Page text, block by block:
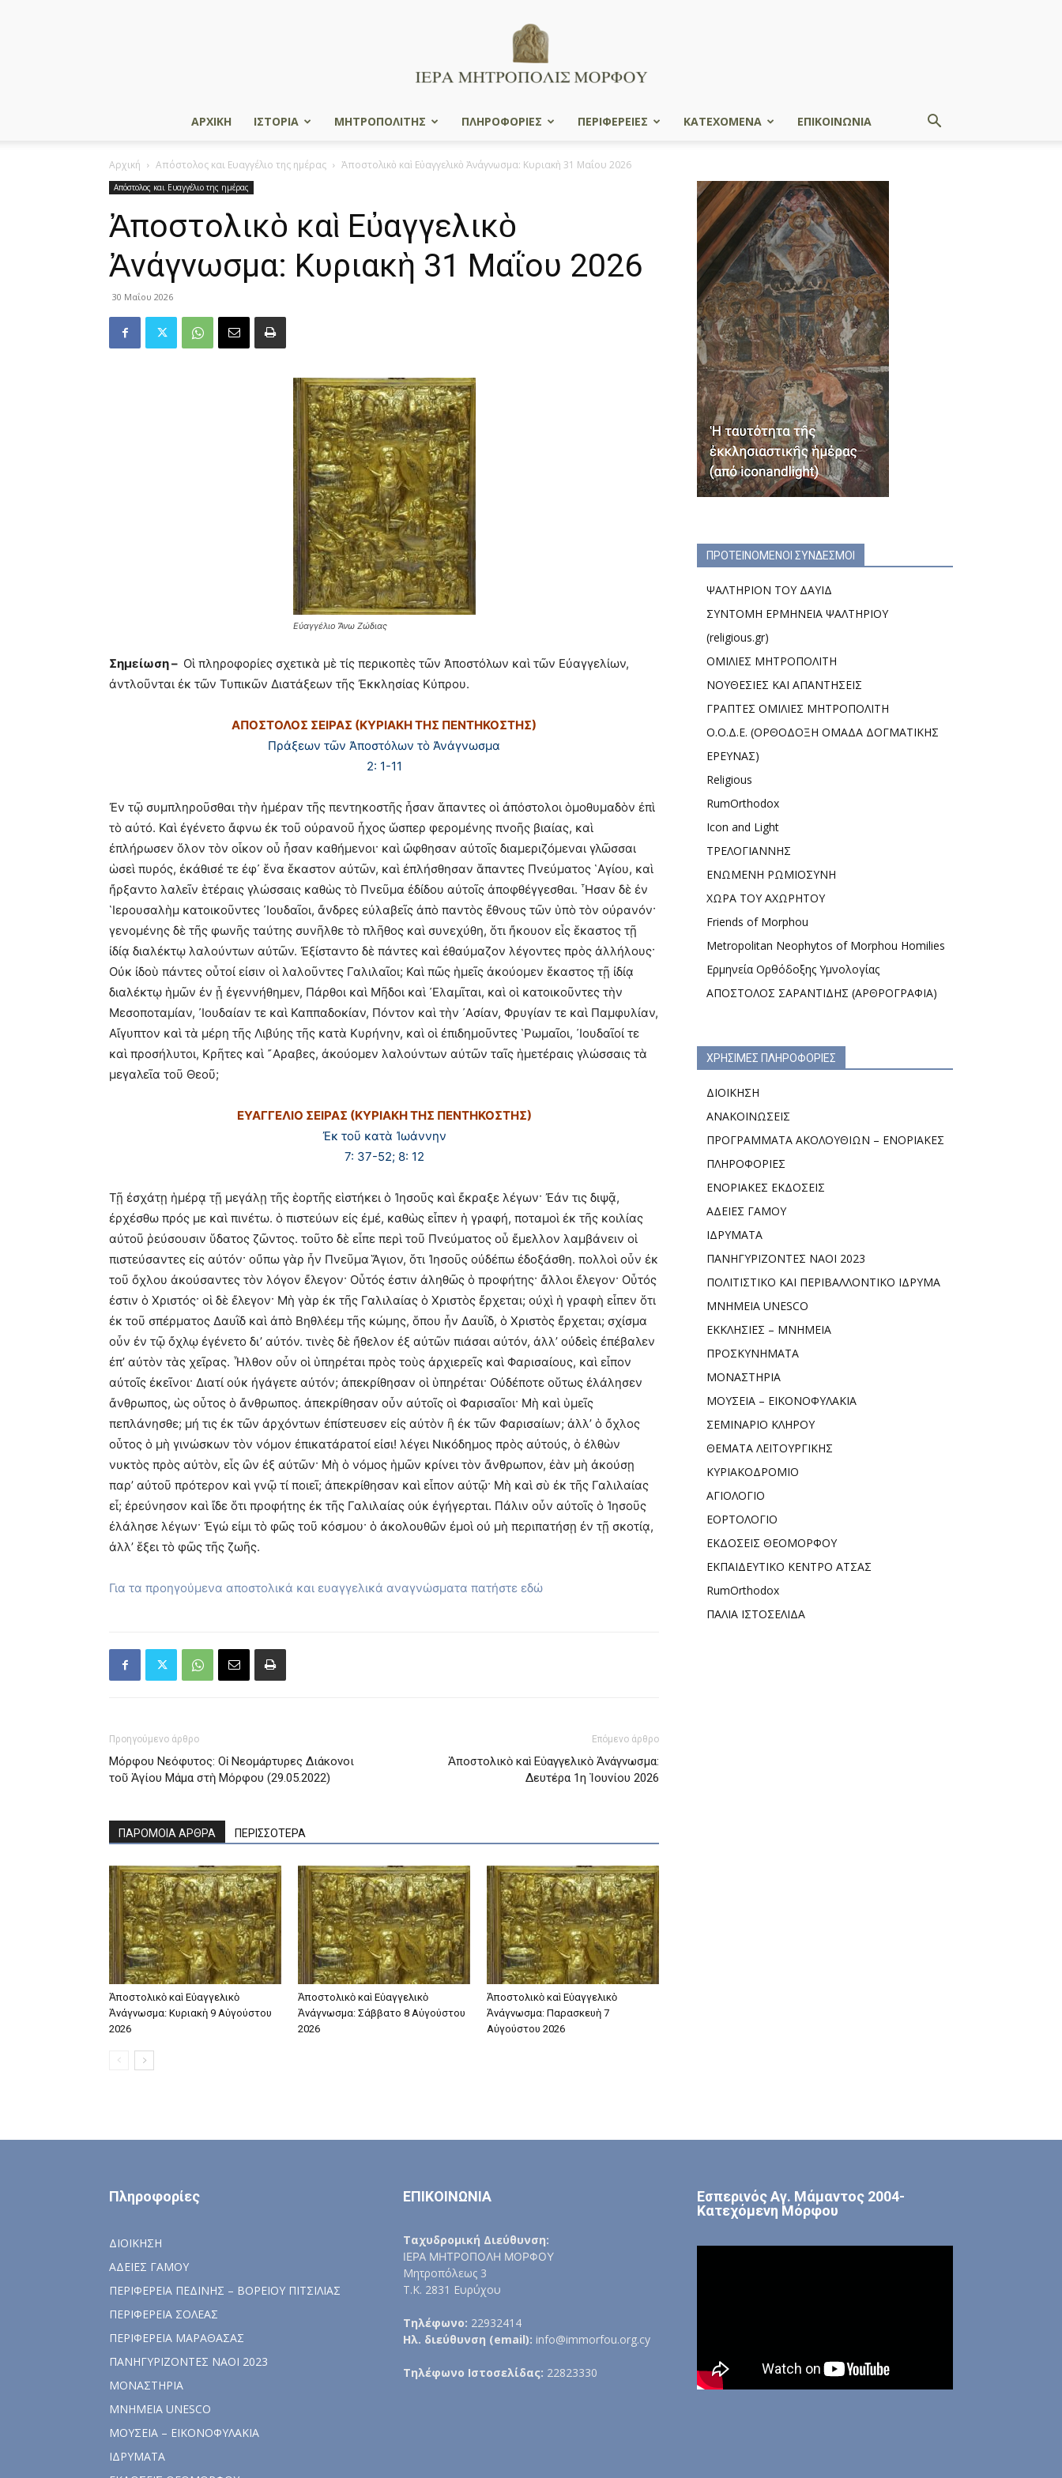
ΑΡΧΙΚΗ ΙΣΤΟΡΙΑ ΜΗΤΡΟΠΟΛΙΤΗΣ ΠΛΗΡΟΦΟΡΙΕΣ ΠΕΡΙΦΕΡΕΙΕΣ ΚΑΤΕΧΟΜΕΝΑ ΕΠΙΚΟΙΝΩΝΙΑ
Αρχική Απόστολος και Ευαγγέλιο της ημέρας Ἀποστολικὸ καὶ Εὐαγγελικὸ Ἀνάγνωσμα: Κυριακὴ 31 Μαΐου 2026
Απόστολος και Ευαγγέλιο της ημέρας
Ἀποστολικὸ καὶ Εὐαγγελικὸ
Ἀνάγνωσμα: Κυριακὴ 31 Μαΐου 2026
30 Μαΐου 2026
Εὐαγγέλιο Ἄνω Ζώδιας
Σημείωση – Οἱ πληροφορίες σχετικὰ μὲ τίς περικοπὲς τῶν Ἀποστόλων καὶ τῶν Εὐαγγελίων,
ἀντλοῦνται ἐκ τῶν Τυπικῶν Διατάξεων τῆς Ἐκκλησίας Κύπρου.
ΑΠΟΣΤΟΛΟΣ ΣΕΙΡΑΣ (ΚΥΡΙΑΚΗ ΤΗΣ ΠΕΝΤΗΚΟΣΤΗΣ)
Πράξεων τῶν Ἀποστόλων τὸ Ἀνάγνωσμα
2: 1-11
Ἐν τῷ συμπληροῦσθαι τὴν ἡμέραν τῆς πεντηκοστῆς ἦσαν ἅπαντες οἱ ἀπόστολοι ὁμοθυμαδὸν ἐπὶ
τὸ αὐτό. Καὶ ἐγένετο ἄφνω ἐκ τοῦ οὐρανοῦ ἦχος ὥσπερ φερομένης πνοῆς βιαίας, καὶ
ἐπλήρωσεν ὅλον τὸν οἶκον οὗ ἦσαν καθήμενοι· καὶ ὤφθησαν αὐτοῖς διαμεριζόμεναι γλῶσσαι
ὡσεὶ πυρός, ἐκάθισέ τε ἐφ᾿ ἕνα ἕκαστον αὐτῶν, καὶ ἐπλήσθησαν ἅπαντες Πνεύματος ῾Αγίου, καὶ
ἤρξαντο λαλεῖν ἑτέραις γλώσσαις καθὼς τὸ Πνεῦμα ἐδίδου αὐτοῖς ἀποφθέγγεσθαι. ῏Ησαν δὲ ἐν
῾Ιερουσαλὴμ κατοικοῦντες ᾿Ιουδαῖοι, ἄνδρες εὐλαβεῖς ἀπὸ παντὸς ἔθνους τῶν ὑπὸ τὸν οὐρανόν·
γενομένης δὲ τῆς φωνῆς ταύτης συνῆλθε τὸ πλῆθος καὶ συνεχύθη, ὅτι ἤκουον εἷς ἕκαστος τῇ
ἰδίᾳ διαλέκτῳ λαλούντων αὐτῶν. Ἐξίσταντο δὲ πάντες καὶ ἐθαύμαζον λέγοντες πρὸς ἀλλήλους·
Οὐκ ἰδοὺ πάντες οὗτοί εἰσιν οἱ λαλοῦντες Γαλιλαῖοι; Καὶ πῶς ἡμεῖς ἀκούομεν ἕκαστος τῇ ἰδίᾳ
διαλέκτῳ ἡμῶν ἐν ᾗ ἐγεννήθημεν, Πάρθοι καὶ Μῆδοι καὶ ᾿Ελαμῖται, καὶ οἱ κατοικοῦντες τὴν
Μεσοποταμίαν, ᾿Ιουδαίαν τε καὶ Καππαδοκίαν, Πόντον καὶ τὴν ᾿Ασίαν, Φρυγίαν τε καὶ Παμφυλίαν,
Αἴγυπτον καὶ τὰ μέρη τῆς Λιβύης τῆς κατὰ Κυρήνην, καὶ οἱ ἐπιδημοῦντες ῾Ρωμαῖοι, ᾿Ιουδαῖοί τε
καὶ προσήλυτοι, Κρῆτες καὶ ῎Αραβες, ἀκούομεν λαλούντων αὐτῶν ταῖς ἡμετέραις γλώσσαις τὰ
μεγαλεῖα τοῦ Θεοῦ;
ΕΥΑΓΓΕΛΙΟ ΣΕΙΡΑΣ (ΚΥΡΙΑΚΗ ΤΗΣ ΠΕΝΤΗΚΟΣΤΗΣ)
Ἐκ τοῦ κατὰ Ἰωάννην
7: 37-52; 8: 12
Τῇ ἐσχάτῃ ἡμέρᾳ τῇ μεγάλῃ τῆς ἑορτῆς εἱστήκει ὁ Ἰησοῦς καὶ ἔκραξε λέγων· Ἐάν τις διψᾷ,
ἐρχέσθω πρός με καὶ πινέτω. ὁ πιστεύων εἰς ἐμέ, καθὼς εἶπεν ἡ γραφή, ποταμοὶ ἐκ τῆς κοιλίας
αὐτοῦ ῥεύσουσιν ὕδατος ζῶντος. τοῦτο δὲ εἶπε περὶ τοῦ Πνεύματος οὗ ἔμελλον λαμβάνειν οἱ
πιστεύσαντες εἰς αὐτόν· οὔπω γὰρ ἦν Πνεῦμα Ἅγιον, ὅτι Ἰησοῦς οὐδέπω ἐδοξάσθη. πολλοὶ οὖν ἐκ
τοῦ ὄχλου ἀκούσαντες τὸν λόγον ἔλεγον· Οὗτός ἐστιν ἀληθῶς ὁ προφήτης· ἄλλοι ἔλεγον· Οὗτός
ἐστιν ὁ Χριστός· οἱ δὲ ἔλεγον· Μὴ γὰρ ἐκ τῆς Γαλιλαίας ὁ Χριστὸς ἔρχεται; οὐχὶ ἡ γραφὴ εἶπεν ὅτι
ἐκ τοῦ σπέρματος Δαυῒδ καὶ ἀπὸ Βηθλέεμ τῆς κώμης, ὅπου ἦν Δαυῒδ, ὁ Χριστὸς ἔρχεται; σχίσμα
οὖν ἐν τῷ ὄχλῳ ἐγένετο δι’ αὐτόν. τινὲς δὲ ἤθελον ἐξ αὐτῶν πιάσαι αὐτόν, ἀλλ’ οὐδεὶς ἐπέβαλεν
ἐπ’ αὐτὸν τὰς χεῖρας. Ἦλθον οὖν οἱ ὑπηρέται πρὸς τοὺς ἀρχιερεῖς καὶ Φαρισαίους, καὶ εἶπον
αὐτοῖς ἐκεῖνοι· Διατί οὐκ ἠγάγετε αὐτόν; ἀπεκρίθησαν οἱ ὑπηρέται· Οὐδέποτε οὕτως ἐλάλησεν
ἄνθρωπος, ὡς οὗτος ὁ ἄνθρωπος. ἀπεκρίθησαν οὖν αὐτοῖς οἱ Φαρισαῖοι· Μὴ καὶ ὑμεῖς
πεπλάνησθε; μή τις ἐκ τῶν ἀρχόντων ἐπίστευσεν εἰς αὐτὸν ἢ ἐκ τῶν Φαρισαίων; ἀλλ’ ὁ ὄχλος
οὗτος ὁ μὴ γινώσκων τὸν νόμον ἐπικατάρατοί εἰσι! λέγει Νικόδημος πρὸς αὐτούς, ὁ ἐλθὼν
νυκτὸς πρὸς αὐτὸν, εἷς ὢν ἐξ αὐτῶν· Μὴ ὁ νόμος ἡμῶν κρίνει τὸν ἄνθρωπον, ἐὰν μὴ ἀκούσῃ
παρ’ αὐτοῦ πρότερον καὶ γνῷ τί ποιεῖ; ἀπεκρίθησαν καὶ εἶπον αὐτῷ· Μὴ καὶ σὺ ἐκ τῆς Γαλιλαίας
εἶ; ἐρεύνησον καὶ ἴδε ὅτι προφήτης ἐκ τῆς Γαλιλαίας οὐκ ἐγήγερται. Πάλιν οὖν αὐτοῖς ὁ Ἰησοῦς
ἐλάλησε λέγων· Ἐγώ εἰμι τὸ φῶς τοῦ κόσμου· ὁ ἀκολουθῶν ἐμοὶ οὐ μὴ περιπατήσῃ ἐν τῇ σκοτίᾳ,
ἀλλ’ ἕξει τὸ φῶς τῆς ζωῆς.
Για τα προηγούμενα αποστολικά και ευαγγελικά αναγνώσματα πατήστε εδώ
Προηγούμενο άρθρο
Μόρφου Νεόφυτος: Οἱ Νεομάρτυρες Διάκονοι
τοῦ Ἁγίου Μάμα στὴ Μόρφου (29.05.2022)
Επόμενο άρθρο
Ἀποστολικὸ καὶ Εὐαγγελικὸ Ἀνάγνωσμα:
Δευτέρα 1η Ἰουνίου 2026
ΠΑΡΟΜΟΙΑ ΑΡΘΡΑ ΠΕΡΙΣΣΟΤΕΡΑ
Ἀποστολικὸ καὶ Εὐαγγελικὸ
Ἀνάγνωσμα: Κυριακὴ 9 Αὐγούστου
2026
Ἀποστολικὸ καὶ Εὐαγγελικὸ
Ἀνάγνωσμα: Σάββατο 8 Αὐγούστου
2026
Ἀποστολικὸ καὶ Εὐαγγελικὸ
Ἀνάγνωσμα: Παρασκευὴ 7
Αὐγούστου 2026
ΠΡΟΤΕΙΝΟΜΕΝΟΙ ΣΥΝΔΕΣΜΟΙ
ΨΑΛΤΗΡΙΟΝ ΤΟΥ ΔΑΥΙΔ
ΣΥΝΤΟΜΗ ΕΡΜΗΝΕΙΑ ΨΑΛΤΗΡΙΟΥ
(religious.gr)
ΟΜΙΛΙΕΣ ΜΗΤΡΟΠΟΛΙΤΗ
ΝΟΥΘΕΣΙΕΣ ΚΑΙ ΑΠΑΝΤΗΣΕΙΣ
ΓΡΑΠΤΕΣ ΟΜΙΛΙΕΣ ΜΗΤΡΟΠΟΛΙΤΗ
Ο.Ο.Δ.Ε. (ΟΡΘΟΔΟΞΗ ΟΜΑΔΑ ΔΟΓΜΑΤΙΚΗΣ
ΕΡΕΥΝΑΣ)
Religious
RumOrthodox
Icon and Light
ΤΡΕΛΟΓΙΑΝΝΗΣ
ΕΝΩΜΕΝΗ ΡΩΜΙΟΣΥΝΗ
ΧΩΡΑ ΤΟΥ ΑΧΩΡΗΤΟΥ
Friends of Morphou
Metropolitan Neophytos of Morphou Homilies
Ερμηνεία Ορθόδοξης Υμνολογίας
ΑΠΟΣΤΟΛΟΣ ΣΑΡΑΝΤΙΔΗΣ (ΑΡΘΡΟΓΡΑΦΙΑ)
ΧΡΗΣΙΜΕΣ ΠΛΗΡΟΦΟΡΙΕΣ
ΔΙΟΙΚΗΣΗ
ΑΝΑΚΟΙΝΩΣΕΙΣ
ΠΡΟΓΡΑΜΜΑΤΑ ΑΚΟΛΟΥΘΙΩΝ – ΕΝΟΡΙΑΚΕΣ
ΠΛΗΡΟΦΟΡΙΕΣ
ΕΝΟΡΙΑΚΕΣ ΕΚΔΟΣΕΙΣ
ΑΔΕΙΕΣ ΓΑΜΟΥ
ΙΔΡΥΜΑΤΑ
ΠΑΝΗΓΥΡΙΖΟΝΤΕΣ ΝΑΟΙ 2023
ΠΟΛΙΤΙΣΤΙΚΟ ΚΑΙ ΠΕΡΙΒΑΛΛΟΝΤΙΚΟ ΙΔΡΥΜΑ
ΜΝΗΜΕΙΑ UNESCO
ΕΚΚΛΗΣΙΕΣ – ΜΝΗΜΕΙΑ
ΠΡΟΣΚΥΝΗΜΑΤΑ
ΜΟΝΑΣΤΗΡΙΑ
ΜΟΥΣΕΙΑ – ΕΙΚΟΝΟΦΥΛΑΚΙΑ
ΣΕΜΙΝΑΡΙΟ ΚΛΗΡΟΥ
ΘΕΜΑΤΑ ΛΕΙΤΟΥΡΓΙΚΗΣ
ΚΥΡΙΑΚΟΔΡΟΜΙΟ
ΑΓΙΟΛΟΓΙΟ
ΕΟΡΤΟΛΟΓΙΟ
ΕΚΔΟΣΕΙΣ ΘΕΟΜΟΡΦΟΥ
ΕΚΠΑΙΔΕΥΤΙΚΟ ΚΕΝΤΡΟ ΑΤΣΑΣ
RumOrthodox
ΠΑΛΙΑ ΙΣΤΟΣΕΛΙΔΑ
Πληροφορίες
ΔΙΟΙΚΗΣΗ
ΑΔΕΙΕΣ ΓΑΜΟΥ
ΠΕΡΙΦΕΡΕΙΑ ΠΕΔΙΝΗΣ – ΒΟΡΕΙΟΥ ΠΙΤΣΙΛΙΑΣ
ΠΕΡΙΦΕΡΕΙΑ ΣΟΛΕΑΣ
ΠΕΡΙΦΕΡΕΙΑ ΜΑΡΑΘΑΣΑΣ
ΠΑΝΗΓΥΡΙΖΟΝΤΕΣ ΝΑΟΙ 2023
ΜΟΝΑΣΤΗΡΙΑ
ΜΝΗΜΕΙΑ UNESCO
ΜΟΥΣΕΙΑ – ΕΙΚΟΝΟΦΥΛΑΚΙΑ
ΙΔΡΥΜΑΤΑ
ΕΠΙΚΟΙΝΩΝΙΑ
Ταχυδρομική Διεύθυνση:
ΙΕΡΑ ΜΗΤΡΟΠΟΛΗ ΜΟΡΦΟΥ
Μητροπόλεως 3
Τ.Κ. 2831 Ευρύχου
Τηλέφωνο: 22932414
Ηλ. διεύθυνση (email): info@immorfou.org.cy
Τηλέφωνο Ιστοσελίδας: 22823330
Εσπερινός Αγ. Μάμαντος 2004-
Κατεχόμενη Μόρφου